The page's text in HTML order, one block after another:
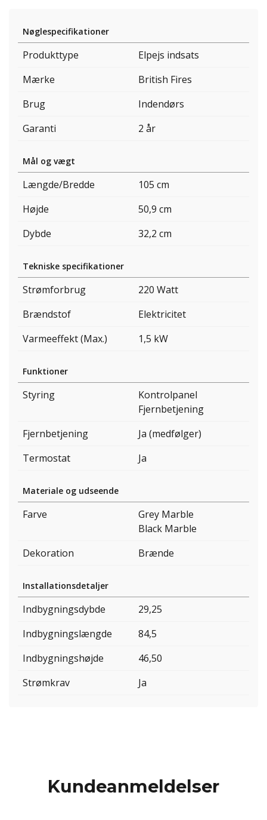
Nøglespecifikationer
Produkttype
Elpejs indsats
Mærke
British Fires
Brug
Indendørs
Garanti
2 år
Mål og vægt
Længde/Bredde
105 cm
Højde
50,9 cm
Dybde
32,2 cm
Tekniske specifikationer
Strømforbrug
220 Watt
Brændstof
Elektricitet
Varmeeffekt (Max.)
1,5 kW
Funktioner
Styring
Kontrolpanel
Fjernbetjening
Fjernbetjening
Ja (medfølger)
Termostat
Ja
Materiale og udseende
Farve
Grey Marble
Black Marble
Dekoration
Brænde
Installationsdetaljer
Indbygningsdybde
29,25
Indbygningslængde
84,5
Indbygningshøjde
46,50
Strømkrav
Ja
Kundeanmeldelser